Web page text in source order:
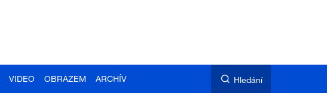
VIDEO OBRAZEM ARCHÍV Hledání